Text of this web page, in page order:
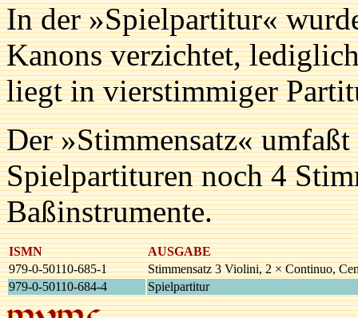
In der »Spielpartitur«
Kanons verzichtet,
liegt in vierstimmiger
Der »Stimmensatz«
Spielpartituren noch 4
Baßinstrumente.
ISMN
AUSGABE
979-0-50110-685-1
Stimmensatz 3 Violini, 2 × Continuo,
979-0-50110-684-4
Spielpartitur